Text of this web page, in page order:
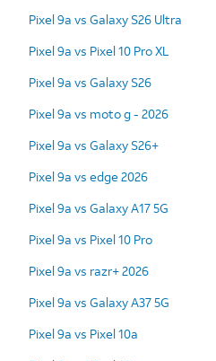
Pixel 9a vs Galaxy S26 Ultra
Pixel 9a vs Pixel 10 Pro XL
Pixel 9a vs Galaxy S26
Pixel 9a vs moto g - 2026
Pixel 9a vs Galaxy S26+
Pixel 9a vs edge 2026
Pixel 9a vs Galaxy A17 5G
Pixel 9a vs Pixel 10 Pro
Pixel 9a vs razr+ 2026
Pixel 9a vs Galaxy A37 5G
Pixel 9a vs Pixel 10a